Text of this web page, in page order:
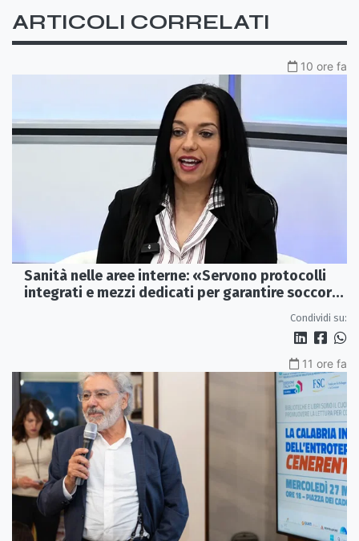
ARTICOLI CORRELATI
10 ore fa
Sanità nelle aree interne: «Servono protocolli
integrati e mezzi dedicati per garantire soccorsi
Condividi su:
11 ore fa